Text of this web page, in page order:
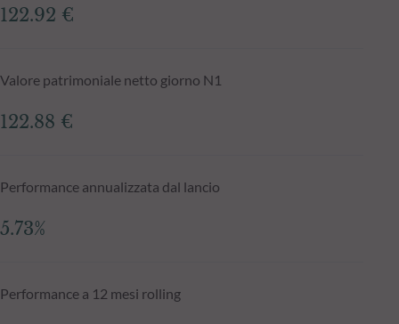
122.92 €
Valore patrimoniale netto giorno N1
122.88 €
Performance annualizzata dal lancio
5.73%
Performance a 12 mesi rolling